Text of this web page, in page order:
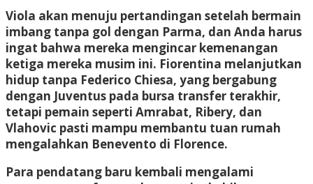
Viola akan menuju pertandingan setelah bermain
imbang tanpa gol dengan Parma, dan Anda harus
ingat bahwa mereka mengincar kemenangan
ketiga mereka musim ini. Fiorentina melanjutkan
hidup tanpa Federico Chiesa, yang bergabung
dengan Juventus pada bursa transfer terakhir,
tetapi pemain seperti Amrabat, Ribery, dan
Vlahovic pasti mampu membantu tuan rumah
mengalahkan Benevento di Florence.
Para pendatang baru kembali mengalami